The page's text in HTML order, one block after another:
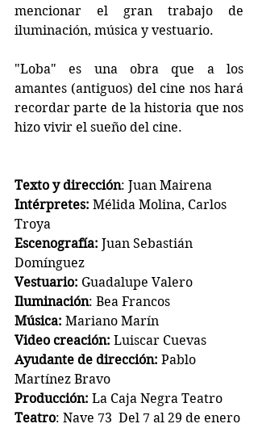
mencionar el gran trabajo de
iluminación, música y vestuario.
"Loba" es una obra que a los
amantes (antiguos) del cine nos hará
recordar parte de la historia que nos
hizo vivir el sueño del cine.
Texto y dirección: Juan Mairena
Intérpretes: Mélida Molina, Carlos
Troya
Escenografía: Juan Sebastián
Domínguez
Vestuario: Guadalupe Valero
Iluminación: Bea Francos
Música: Mariano Marín
Video creación: Luiscar Cuevas
Ayudante de dirección: Pablo
Martínez Bravo
Producción: La Caja Negra Teatro
Teatro: Nave 73  Del 7 al 29 de enero